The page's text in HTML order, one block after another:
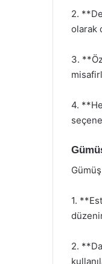
2.
olarak
3.
4.
1.
2.